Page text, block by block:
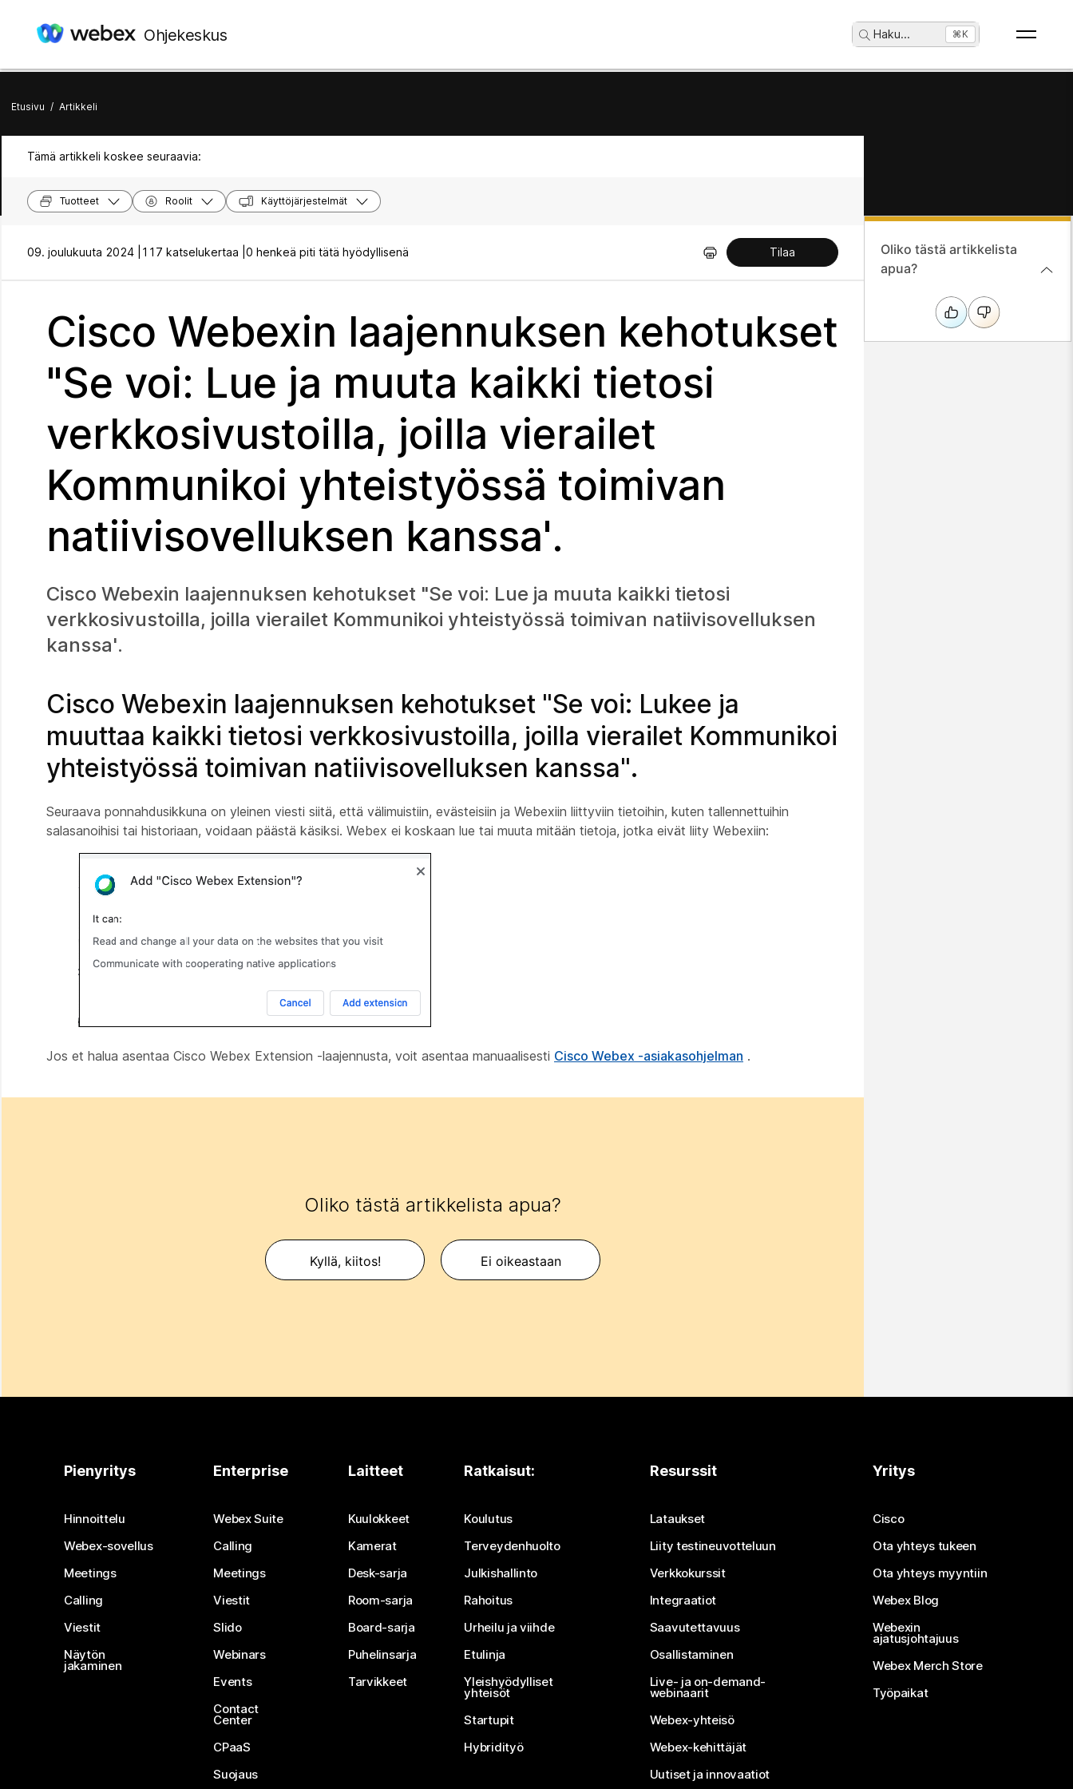
Ohjekeskus Haku... ⌘K
Etusivu / Artikkeli
Tämä artikkeli koskee seuraavia:
Tuotteet Roolit Käyttöjärjestelmät
09. joulukuuta 2024 | 117 katselukertaa | 0 henkeä piti tätä hyödyllisenä Tilaa
Cisco Webexin laajennuksen kehotukset
"Se voi: Lue ja muuta kaikki tietosi
verkkosivustoilla, joilla vierailet
Kommunikoi yhteistyössä toimivan
natiivisovelluksen kanssa'.
Cisco Webexin laajennuksen kehotukset "Se voi: Lue ja muuta kaikki tietosi
verkkosivustoilla, joilla vierailet Kommunikoi yhteistyössä toimivan natiivisovelluksen
kanssa'.
Cisco Webexin laajennuksen kehotukset "Se voi: Lukee ja
muuttaa kaikki tietosi verkkosivustoilla, joilla vierailet Kommunikoi
yhteistyössä toimivan natiivisovelluksen kanssa".
Seuraava ponnahdusikkuna on yleinen viesti siitä, että välimuistiin, evästeisiin ja Webexiin liittyviin tietoihin, kuten tallennettuihin
salasanoihisi tai historiaan, voidaan päästä käsiksi. Webex ei koskaan lue tai muuta mitään tietoja, jotka eivät liity Webexiin:
Jos et halua asentaa Cisco Webex Extension -laajennusta, voit asentaa manuaalisesti Cisco Webex -asiakasohjelman .
Oliko tästä artikkelista apua?
Kyllä, kiitos! Ei oikeastaan
Oliko tästä artikkelista
apua?
Pienyritys
Hinnoittelu
Webex-sovellus
Meetings
Calling
Viestit
Näytön
jakaminen
Enterprise
Webex Suite
Calling
Meetings
Viestit
Slido
Webinars
Events
Contact
Center
CPaaS
Suojaus
Laitteet
Kuulokkeet
Kamerat
Desk-sarja
Room-sarja
Board-sarja
Puhelinsarja
Tarvikkeet
Ratkaisut:
Koulutus
Terveydenhuolto
Julkishallinto
Rahoitus
Urheilu ja viihde
Etulinja
Yleishyödylliset
yhteisöt
Startupit
Hybridityö
Resurssit
Lataukset
Liity testineuvotteluun
Verkkokurssit
Integraatiot
Saavutettavuus
Osallistaminen
Live- ja on-demand-
webinaarit
Webex-yhteisö
Webex-kehittäjät
Uutiset ja innovaatiot
Yritys
Cisco
Ota yhteys tukeen
Ota yhteys myyntiin
Webex Blog
Webexin
ajatusjohtajuus
Webex Merch Store
Työpaikat